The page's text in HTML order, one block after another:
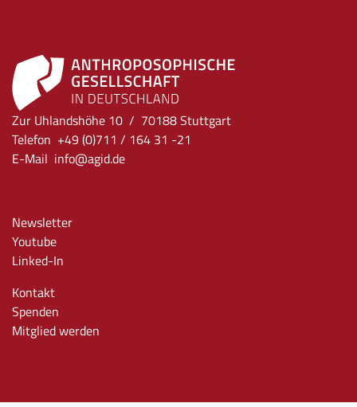
Zur Uhlandshöhe 10 / 70188 Stuttgart
Telefon +49 (0)711 / 164 31 -21
E-Mail info@agid.de
Newsletter
Youtube
Linked-In
Kontakt
Spenden
Mitglied werden